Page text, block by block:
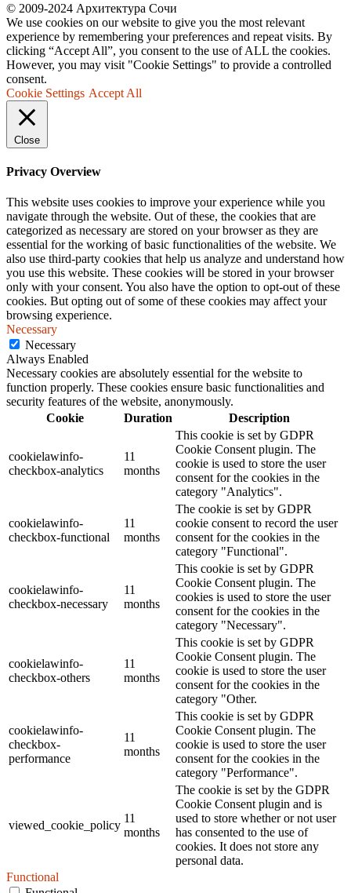
© 2009-2024 Архитектура Сочи
We use cookies on our website to give you the most relevant
experience by remembering your preferences and repeat visits. By
clicking “Accept All”, you consent to the use of ALL the cookies.
However, you may visit "Cookie Settings" to provide a controlled
consent.
Cookie Settings Accept All
Close
Privacy Overview
This website uses cookies to improve your experience while you
navigate through the website. Out of these, the cookies that are
categorized as necessary are stored on your browser as they are
essential for the working of basic functionalities of the website. We
also use third-party cookies that help us analyze and understand how
you use this website. These cookies will be stored in your browser
only with your consent. You also have the option to opt-out of these
cookies. But opting out of some of these cookies may affect your
browsing experience.
Necessary
Necessary
Always Enabled
Necessary cookies are absolutely essential for the website to
function properly. These cookies ensure basic functionalities and
security features of the website, anonymously.
Cookie
Duration Description
cookielawinfo-
checkbox-analytics
11
months
This cookie is set by GDPR
Cookie Consent plugin. The
cookie is used to store the user
consent for the cookies in the
category "Analytics".
cookielawinfo-
checkbox-functional
11
months
The cookie is set by GDPR
cookie consent to record the user
consent for the cookies in the
category "Functional".
cookielawinfo-
checkbox-necessary
11
months
This cookie is set by GDPR
Cookie Consent plugin. The
cookies is used to store the user
consent for the cookies in the
category "Necessary".
cookielawinfo-
checkbox-others
11
months
This cookie is set by GDPR
Cookie Consent plugin. The
cookie is used to store the user
consent for the cookies in the
category "Other.
cookielawinfo-
checkbox-
performance
11
months
This cookie is set by GDPR
Cookie Consent plugin. The
cookie is used to store the user
consent for the cookies in the
category "Performance".
viewed_cookie_policy
11
months
The cookie is set by the GDPR
Cookie Consent plugin and is
used to store whether or not user
has consented to the use of
cookies. It does not store any
personal data.
Functional